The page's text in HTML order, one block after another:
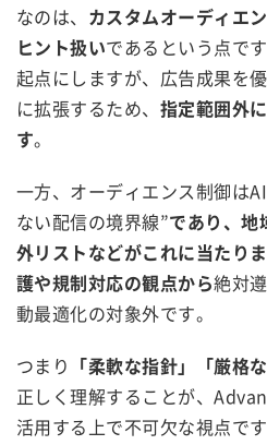
なのは、 カスタムオーディエ
ヒント扱いであるという点で
起点にしますが、広告成果を
に拡張するため、 指定範囲外
す。
一方、オーディエンス制御は
ない配信の境界線”であり、地
外リストなどがこれに当たり
護や規制対応の観点から絶対
動最適化の対象外です。
つまり 「柔軟な指針」「厳格な
正しく理解することが、
活用する上で不可欠な視点です